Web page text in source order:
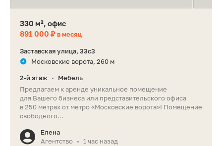
330 м², офис
891 000 ₽в месяц
Заставская улица, 33с3
Московские ворота, 260 м
2-й этаж •
Мебель
Предлагаем к аренде уникальное помещение
для Вашего бизнеса или представительского офиса
в 250 метрах от метро «Московские ворота»! Помещение
свободного...
Елена
Агентство
• 1 час назад